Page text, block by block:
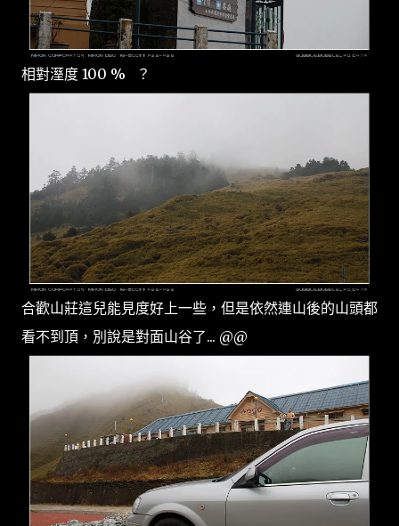
相對溼度 100 % ？
合歡山莊這兒能見度好上一些，但是依然連山後的山頭都
看不到頂，別說是對面山谷了... @@